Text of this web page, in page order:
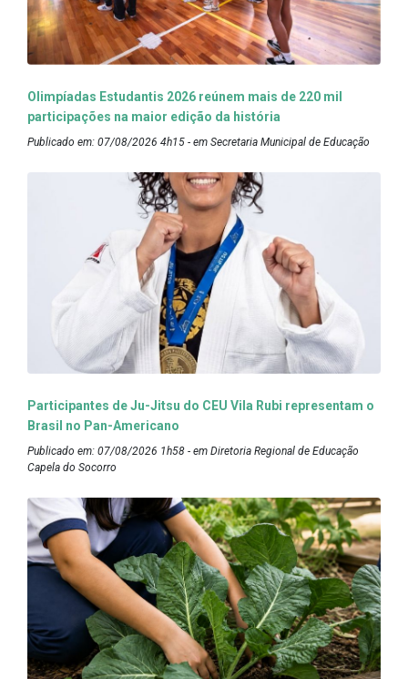
Olimpíadas Estudantis 2026 reúnem mais de 220 mil
participações na maior edição da história
Publicado em: 07/08/2026 4h15 - em Secretaria Municipal de Educação
Participantes de Ju-Jitsu do CEU Vila Rubi representam o
Brasil no Pan-Americano
Publicado em: 07/08/2026 1h58 - em Diretoria Regional de Educação
Capela do Socorro